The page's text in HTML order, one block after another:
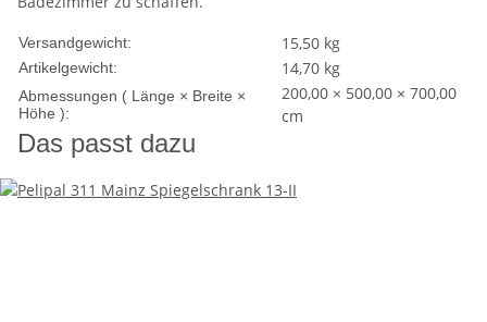
Versandgewicht: 15,50 kg
Artikelgewicht: 14,70 kg
Abmessungen ( Länge × Breite ×
Höhe ):
200,00 × 500,00 × 700,00
cm
Das passt dazu